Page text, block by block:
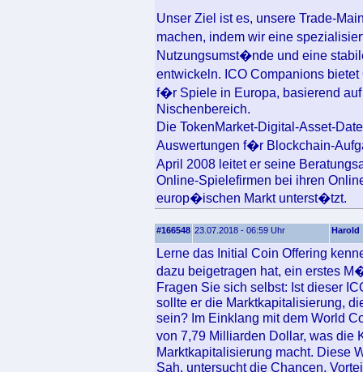
Unser Ziel ist es, unsere Trade-
machen, indem wir eine
Nutzungsumst�nde und eine
entwickeln. ICO Companions
f�r Spiele in Europa, basierend
Nischenbereich.
Die TokenMarket-Digital-Asset-
Auswertungen f�r Blockchain-
April 2008 leitet er seine
Online-Spielefirmen bei ihren
europ�ischen Markt unterst�tzt.
#166548 23.07.2018 - 06:59 Uhr Harold
Lerne das Initial Coin Offering
dazu beigetragen hat, ein erstes
Fragen Sie sich selbst: Ist dieser
sollte er die Marktkapitalisierung,
sein? Im Einklang mit dem World
von 7,79 Milliarden Dollar, was
Marktkapitalisierung macht. Diese
Sah, untersucht die Chancen,